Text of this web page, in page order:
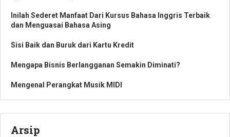
Inilah Sederet Manfaat Dari Kursus Bahasa Inggris Terbaik
dan Menguasai Bahasa Asing
Sisi Baik dan Buruk dari Kartu Kredit
Mengapa Bisnis Berlangganan Semakin Diminati?
Mengenal Perangkat Musik MIDI
Arsip